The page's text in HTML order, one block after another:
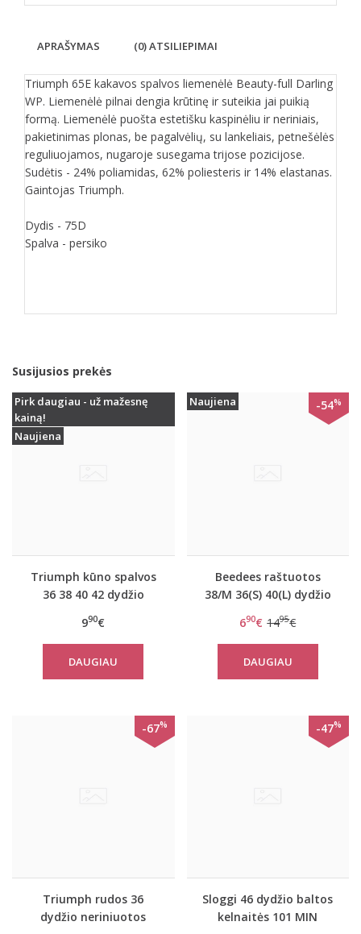
APRAŠYMAS (0) ATSILIEPIMAI
Triumph 65E kakavos spalvos liemenėlė Beauty-full Darling
WP. Liemenėlė pilnai dengia krūtinę ir suteikia jai puikią
formą. Liemenėlė puošta estetišku kaspinėliu ir neriniais,
pakietinimas plonas, be pagalvėlių, su lankeliais, petnešėlės
reguliuojamos, nugaroje susegama trijose pozicijose.
Sudėtis - 24% poliamidas, 62% poliesteris ir 14% elastanas.
Gaintojas Triumph.
Dydis - 75D
Spalva - persiko
Susijusios prekės
Pirk daugiau - už mažesnę
kainą!
Naujiena
Triumph kūno spalvos
36 38 40 42 dydžio
Spotlight Hipster String
990€
DAUGIAU
Naujiena -54%
Beedees raštuotos
38/M 36(S) 40(L) dydžio
2170 Brazilian
690€ 1495€
DAUGIAU
-67%
Triumph rudos 36
dydžio neriniuotos
-47%
Sloggi 46 dydžio baltos
kelnaitės 101 MIN